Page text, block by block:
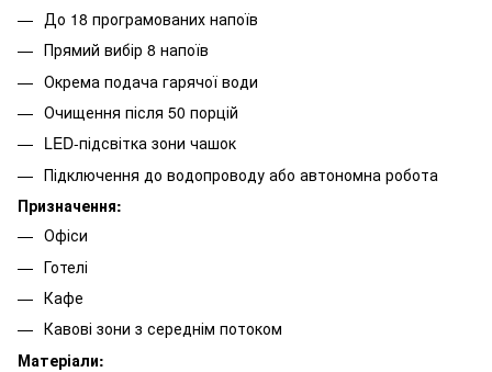
До 18 програмованих напоїв
Прямий вибір 8 напоїв
Окрема подача гарячої води
Очищення після 50 порцій
LED-підсвітка зони чашок
Підключення до водопроводу або автономна робота
Призначення:
Офіси
Готелі
Кафе
Кавові зони з середнім потоком
Матеріали: